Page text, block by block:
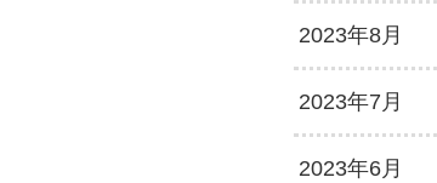
2023年8月
2023年7月
2023年6月